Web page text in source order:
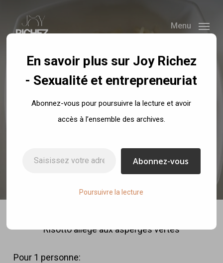
main
content
Menu
Recettes
Risotto allégé aux
Risotto allégé aux asperges vertes
Pour 1 personne:
En savoir plus sur Joy Richez
- Sexualité et entrepreneuriat
Abonnez-vous pour poursuivre la lecture et avoir
accès à l’ensemble des archives.
Abonnez-vous
Poursuivre la lecture